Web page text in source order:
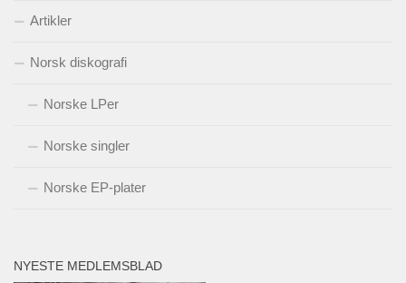
Artikler
Norsk diskografi
Norske LPer
Norske singler
Norske EP-plater
NYESTE MEDLEMSBLAD